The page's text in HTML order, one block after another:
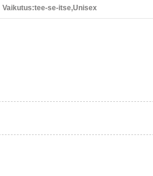
Vaikutus:tee-se-itse,Unisex